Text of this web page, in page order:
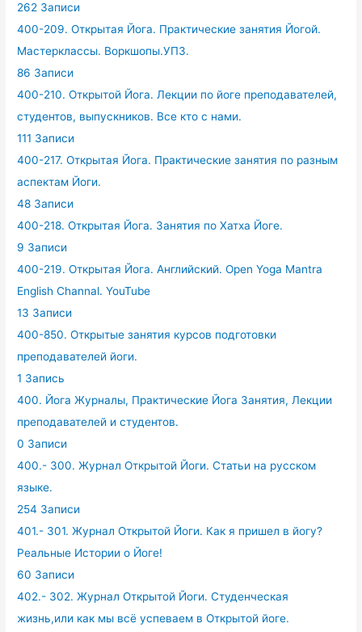
262 Записи
400-209. Открытая Йога. Практические занятия Йогой.
Мастерклассы. Воркшопы.УПЗ.
86 Записи
400-210. Открытой Йога. Лекции по йоге преподавателей,
студентов, выпускников. Все кто с нами.
111 Записи
400-217. Открытая Йога. Практические занятия по разным
аспектам Йоги.
48 Записи
400-218. Открытая Йога. Занятия по Хатха Йоге.
9 Записи
400-219. Открытая Йога. Английский. Open Yoga Mantra
English Channal. YouTube
13 Записи
400-850. Открытые занятия курсов подготовки
преподавателей йоги.
1 Запись
400. Йога Журналы, Практические Йога Занятия, Лекции
преподавателей и студентов.
0 Записи
400.- 300. Журнал Открытой Йоги. Статьи на русском
языке.
254 Записи
401.- 301. Журнал Открытой Йоги. Как я пришел в йогу?
Реальные Истории о Йоге!
60 Записи
402.- 302. Журнал Открытой Йоги. Студенческая
жизнь,или как мы всё успеваем в Открытой йоге.